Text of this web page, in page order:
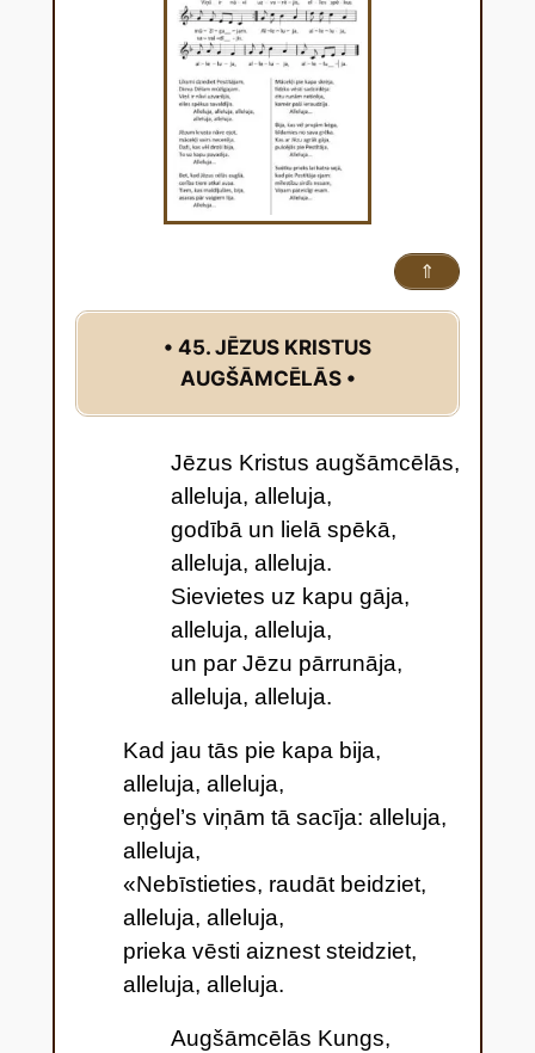
⇑
• 45. JĒZUS KRISTUS
AUGŠĀMCĒLĀS •
Jēzus Kristus augšāmcēlās,
alleluja, alleluja,
godībā un lielā spēkā,
alleluja, alleluja.
Sievietes uz kapu gāja,
alleluja, alleluja,
un par Jēzu pārrunāja,
alleluja, alleluja.
Kad jau tās pie kapa bija,
alleluja, alleluja,
eņģel’s viņām tā sacīja: alleluja,
alleluja,
«Nebīstieties, raudāt beidziet,
alleluja, alleluja,
prieka vēsti aiznest steidziet,
alleluja, alleluja.
Augšāmcēlās Kungs,